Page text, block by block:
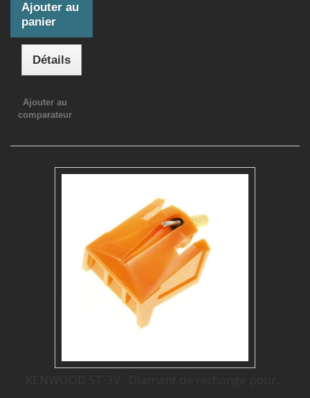
Ajouter au
panier
Détails
Ajouter au
comparateur